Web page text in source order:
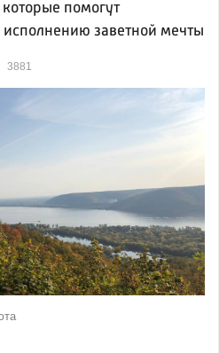
помогут
исполнению заветной мечты
3881